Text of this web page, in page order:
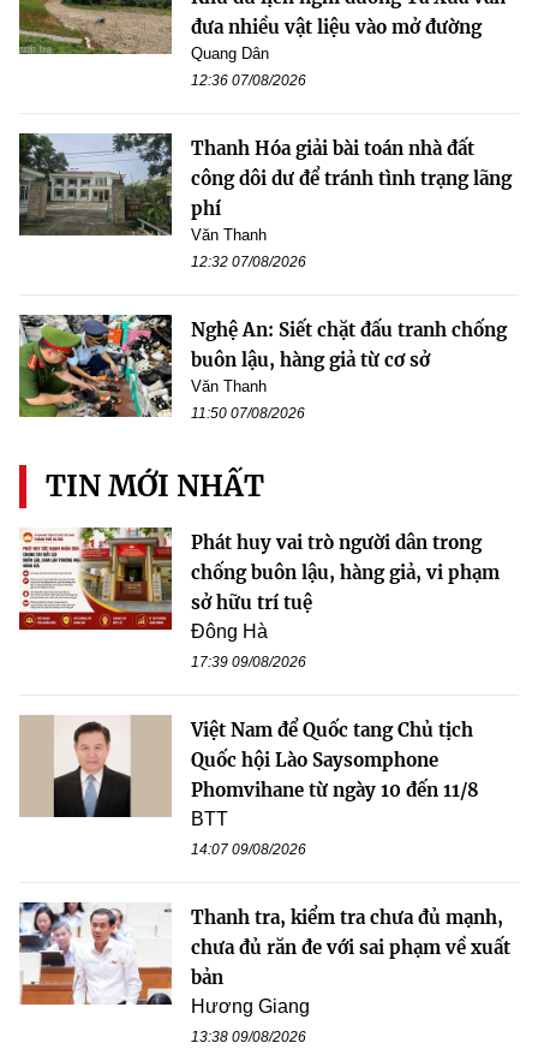
đưa nhiều vật liệu vào mở đường
Quang Dân
12:36 07/08/2026
Thanh Hóa giải bài toán nhà đất
công dôi dư để tránh tình trạng lãng
phí
Văn Thanh
12:32 07/08/2026
Nghệ An: Siết chặt đấu tranh chống
buôn lậu, hàng giả từ cơ sở
Văn Thanh
11:50 07/08/2026
TIN MỚI NHẤT
Phát huy vai trò người dân trong
chống buôn lậu, hàng giả, vi phạm
sở hữu trí tuệ
Đông Hà
17:39 09/08/2026
Việt Nam để Quốc tang Chủ tịch
Quốc hội Lào Saysomphone
Phomvihane từ ngày 10 đến 11/8
BTT
14:07 09/08/2026
Thanh tra, kiểm tra chưa đủ mạnh,
chưa đủ răn đe với sai phạm về xuất
bản
Hương Giang
13:38 09/08/2026